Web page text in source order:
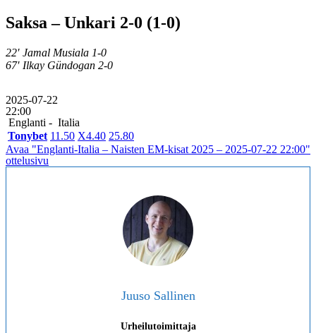
Saksa – Unkari 2-0 (1-0)
22′ Jamal Musiala 1-0
67′ Ilkay Gündogan 2-0
2025-07-22
22:00
Englanti - Italia
Tonybet 11.50 X4.40 25.80
Avaa "Englanti-Italia – Naisten EM-kisat 2025 – 2025-07-22 22:00"
ottelusivu
Juuso Sallinen
Urheilutoimittaja